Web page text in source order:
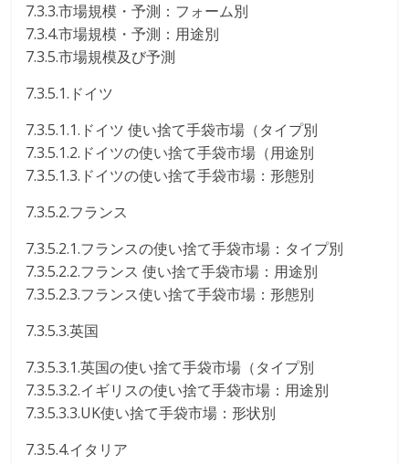
7.3.3.市場規模・予測：フォーム別
7.3.4.市場規模・予測：用途別
7.3.5.市場規模及び予測
7.3.5.1.ドイツ
7.3.5.1.1.ドイツ 使い捨て手袋市場（タイプ別
7.3.5.1.2.ドイツの使い捨て手袋市場（用途別
7.3.5.1.3.ドイツの使い捨て手袋市場：形態別
7.3.5.2.フランス
7.3.5.2.1.フランスの使い捨て手袋市場：タイプ別
7.3.5.2.2.フランス 使い捨て手袋市場：用途別
7.3.5.2.3.フランス使い捨て手袋市場：形態別
7.3.5.3.英国
7.3.5.3.1.英国の使い捨て手袋市場（タイプ別
7.3.5.3.2.イギリスの使い捨て手袋市場：用途別
7.3.5.3.3.UK使い捨て手袋市場：形状別
7.3.5.4.イタリア